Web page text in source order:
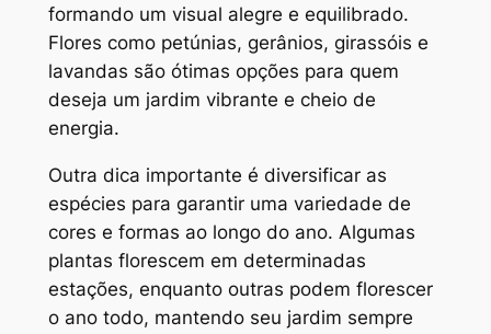
formando um visual alegre e equilibrado.
Flores como petúnias, gerânios, girassóis e
lavandas são ótimas opções para quem
deseja um jardim vibrante e cheio de
energia.
Outra dica importante é diversificar as
espécies para garantir uma variedade de
cores e formas ao longo do ano. Algumas
plantas florescem em determinadas
estações, enquanto outras podem florescer
o ano todo, mantendo seu jardim sempre